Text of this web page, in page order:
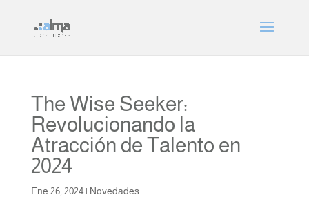
The Wise Seeker:
Revolucionando la
Atracción de Talento en
2024
Ene 26, 2024| Novedades